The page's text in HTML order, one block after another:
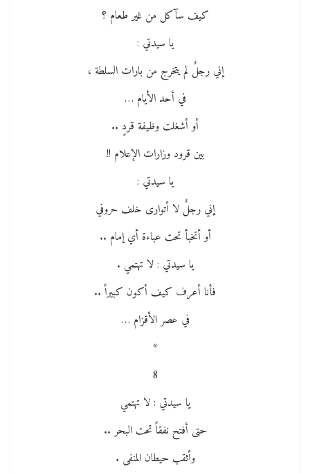
كيف سآكل من غير طعام ؟
يا سيدتي :
إني رجلٌ لم يتخرج من بارات السلطة ،
في أحد الأيام …
أو أشغلت وظيفة قردٍ ..
بين قرود وزارات الإعلام !!
يا سيدتي :
إني رجلٌ لا أتوارى خلف حروفي
أو أتخبأ تحت عباءة أي إمام ..
يا سيدتي : لا تهتمي .
فأنا أعرف كيف أكون كبيراً ..
في عصر الأقزام …
*
8
يا سيدتي : لا تهتمي
حتى أفتح نفقاً تحت البحر ..
وأثقب حيطان المنفى .